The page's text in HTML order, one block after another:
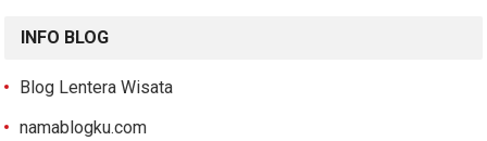
INFO BLOG
Blog Lentera Wisata
namablogku.com